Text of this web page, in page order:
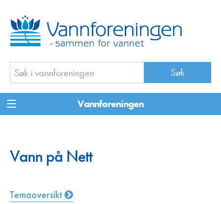
Vannforeningen
Vann på Nett
Temaoversikt